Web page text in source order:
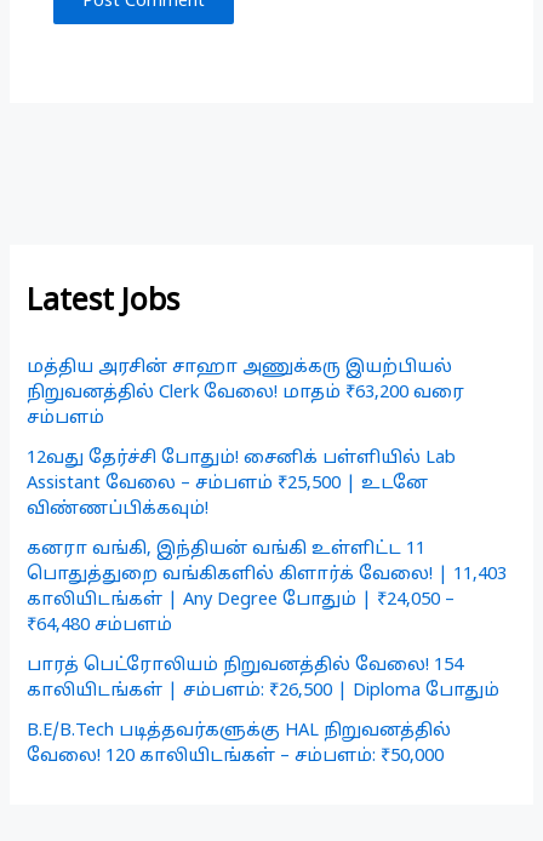
Latest Jobs
மத்திய அரசின் சாஹா அணுக்கரு இயற்பியல்
நிறுவனத்தில் Clerk வேலை! மாதம் ₹63,200 வரை
சம்பளம்
12வது தேர்ச்சி போதும்! சைனிக் பள்ளியில் Lab
Assistant வேலை – சம்பளம் ₹25,500 | உடனே
விண்ணப்பிக்கவும்!
கனரா வங்கி, இந்தியன் வங்கி உள்ளிட்ட 11
பொதுத்துறை வங்கிகளில் கிளார்க் வேலை! | 11,403
காலியிடங்கள் | Any Degree போதும் | ₹24,050 –
₹64,480 சம்பளம்
பாரத் பெட்ரோலியம் நிறுவனத்தில் வேலை! 154
காலியிடங்கள் | சம்பளம்: ₹26,500 | Diploma போதும்
B.E/B.Tech படித்தவர்களுக்கு HAL நிறுவனத்தில்
வேலை! 120 காலியிடங்கள் – சம்பளம்: ₹50,000